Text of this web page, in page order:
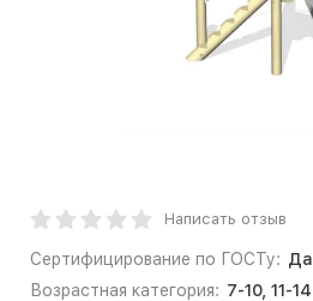
Написать отзыв
Сертифицирование по ГОСТу: Да
Возрастная категория: 7-10, 11-14